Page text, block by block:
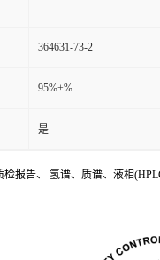
364631-73-2
95%+%
是
报告、 氢谱、质谱、液相